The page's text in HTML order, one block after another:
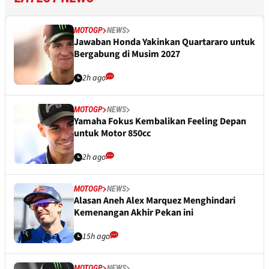
MOTOGP NEWS
Jawaban Honda Yakinkan Quartararo untuk
Bergabung di Musim 2027
2h ago
MOTOGP NEWS
Yamaha Fokus Kembalikan Feeling Depan
untuk Motor 850cc
2h ago
MOTOGP NEWS
Alasan Aneh Alex Marquez Menghindari
Kemenangan Akhir Pekan ini
15h ago